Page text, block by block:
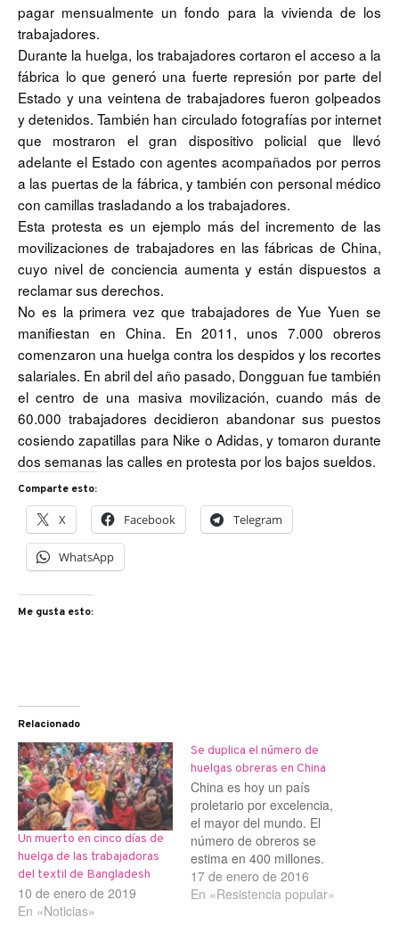
pagar mensualmente un fondo para la vivienda de los
trabajadores.
Durante la huelga, los trabajadores cortaron el acceso a la
fábrica lo que generó una fuerte represión por parte del
Estado y una veintena de trabajadores fueron golpeados
y detenidos. También han circulado fotografías por internet
que mostraron el gran dispositivo policial que llevó
adelante el Estado con agentes acompañados por perros
a las puertas de la fábrica, y también con personal médico
con camillas trasladando a los trabajadores.
Esta protesta es un ejemplo más del incremento de las
movilizaciones de trabajadores en las fábricas de China,
cuyo nivel de conciencia aumenta y están dispuestos a
reclamar sus derechos.
No es la primera vez que trabajadores de Yue Yuen se
manifiestan en China. En 2011, unos 7.000 obreros
comenzaron una huelga contra los despidos y los recortes
salariales. En abril del año pasado, Dongguan fue también
el centro de una masiva movilización, cuando más de
60.000 trabajadores decidieron abandonar sus puestos
cosiendo zapatillas para Nike o Adidas, y tomaron durante
dos semanas las calles en protesta por los bajos sueldos.
Comparte esto:
X Facebook Telegram
WhatsApp
Me gusta esto:
Relacionado
Un muerto en cinco días de
huelga de las trabajadoras
del textil de Bangladesh
10 de enero de 2019
En «Noticias»
Se duplica el número de
huelgas obreras en China
China es hoy un país
proletario por excelencia,
el mayor del mundo. El
número de obreros se
estima en 400 millones.
Sus condiciones de vida y
trabajo son lamentables,
17 de enero de 2016
En «Resistencia popular»